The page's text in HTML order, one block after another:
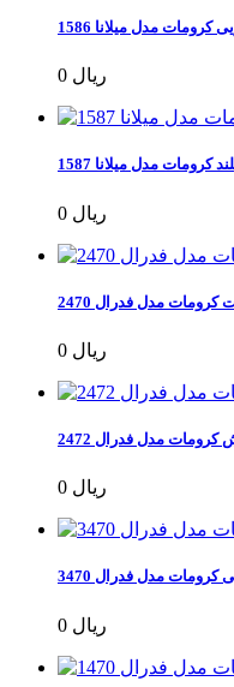
0 ریال
0 ریال
0 ریال
0 ریال
0 ریال